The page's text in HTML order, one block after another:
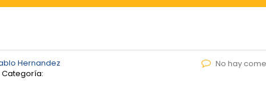
Hernandez
Categoría:
No hay